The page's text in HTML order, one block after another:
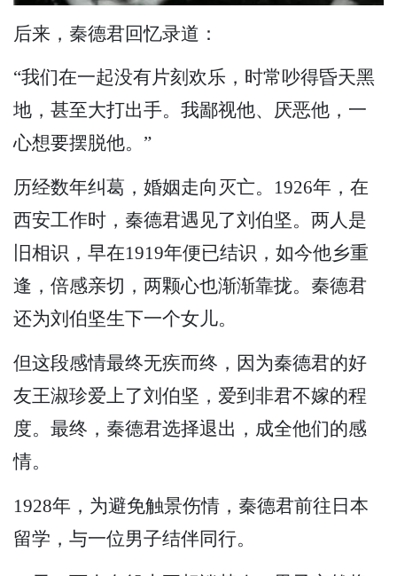
后来，秦德君回忆录道：
“我们在一起没有片刻欢乐，时常吵得昏天黑
地，甚至大打出手。我鄙视他、厌恶他，一
心想要摆脱他。”
历经数年纠葛，婚姻走向灭亡。1926年，在
西安工作时，秦德君遇见了刘伯坚。两人是
旧相识，早在1919年便已结识，如今他乡重
逢，倍感亲切，两颗心也渐渐靠拢。秦德君
还为刘伯坚生下一个女儿。
但这段感情最终无疾而终，因为秦德君的好
友王淑珍爱上了刘伯坚，爱到非君不嫁的程
度。最终，秦德君选择退出，成全他们的感
情。
1928年，为避免触景伤情，秦德君前往日本
留学，与一位男子结伴同行。